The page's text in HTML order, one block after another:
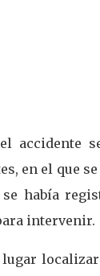
accidente
en el que
se había
intervenir.